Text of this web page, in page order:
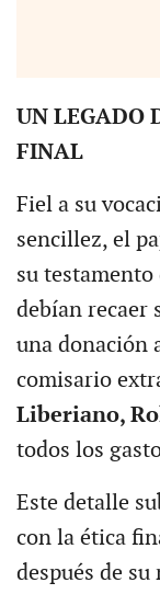
UN LEGADO
FINAL
Fiel a su
sencillez, el
su
debían recaer
una donación
comisario
Liberiano,
todos los
Este detalle
con la ética
después de su